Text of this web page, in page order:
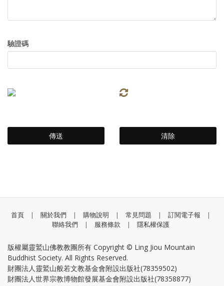
驗證碼
首頁 | 關於我們 | 購物說明 | 常見問題 | 訂閱電子報
|
聯絡我們
| 服務條款 | 隱私權保護
版權屬靈鷲山佛教教團所有 Copyright © Ling Jiou Mountain
Buddhist Society. All Rights Reserved.
財團法人靈鷲山般若文教基金會附設出版社(78359502)
財團法人世界宗教博物館發展基金會附設出版社(78358877)